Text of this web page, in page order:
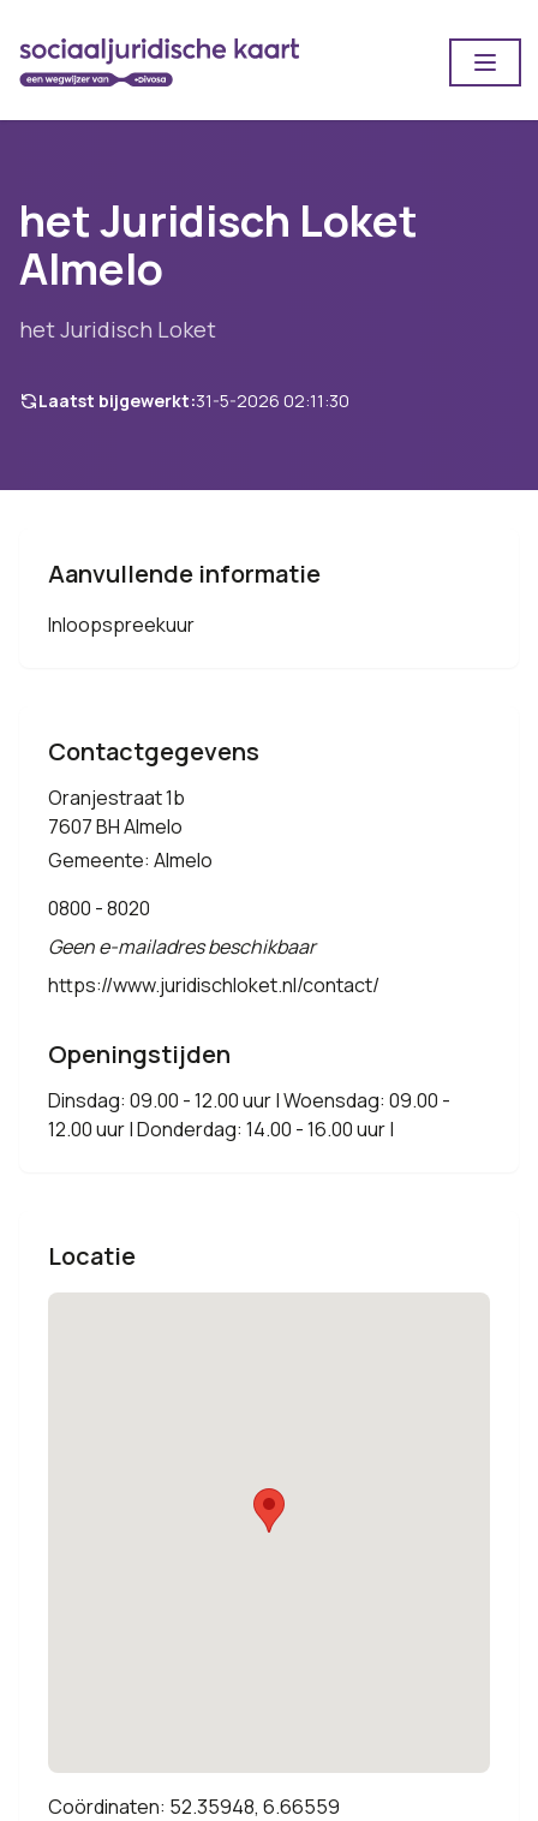
het Juridisch Loket
Almelo
het Juridisch Loket
Laatst bijgewerkt:31-5-2026 02:11:30
Aanvullende informatie
Inloopspreekuur
Contactgegevens
Oranjestraat 1b
7607 BH Almelo
Gemeente: Almelo
0800 - 8020
Geen e-mailadres beschikbaar
https://www.juridischloket.nl/contact/
Openingstijden
Dinsdag: 09.00 - 12.00 uur | Woensdag: 09.00 -
12.00 uur | Donderdag: 14.00 - 16.00 uur |
Locatie
Coördinaten: 52.35948, 6.66559